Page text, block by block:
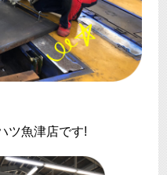
ツ魚津店です!